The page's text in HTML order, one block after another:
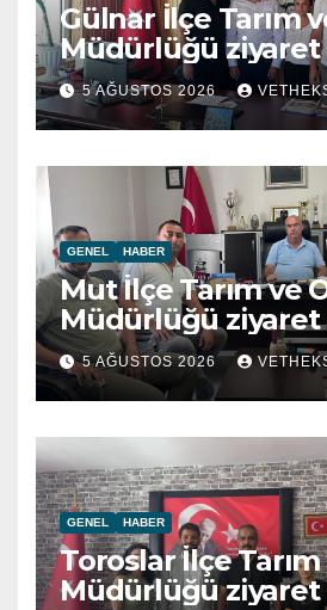
Gülnar İlçe Tarım
Müdürlüğü ziyaret
5 AĞUSTOS 2026
GENEL HABER
Mut İlçe Tarım ve
Müdürlüğü ziyaret
5 AĞUSTOS 2026
GENEL HABER
Toroslar İlçe
Müdürlüğü ziyaret